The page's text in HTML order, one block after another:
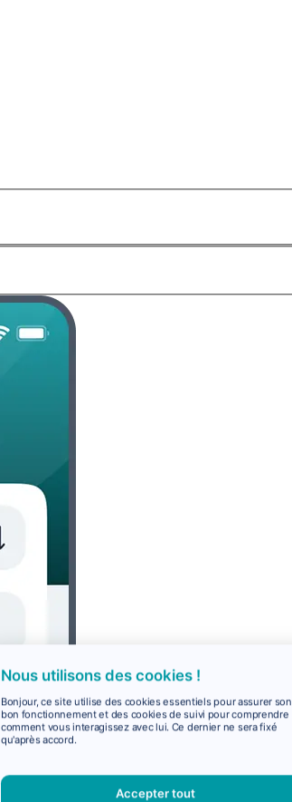
Nous utilisons des cookies !
Bonjour, ce site utilise des cookies essentiels pour assurer son
bon fonctionnement et des cookies de suivi pour comprendre
comment vous interagissez avec lui. Ce dernier ne sera fixé
qu'après accord.
Accepter tout